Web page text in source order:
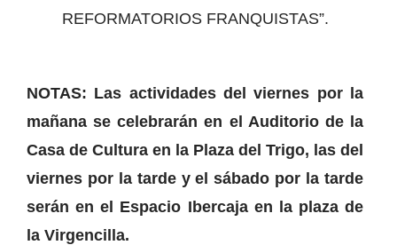
REFORMATORIOS FRANQUISTAS”.
NOTAS: Las actividades del viernes por la
mañana se celebrarán en el Auditorio de la
Casa de Cultura en la Plaza del Trigo, las del
viernes por la tarde y el sábado por la tarde
serán en el Espacio Ibercaja en la plaza de
la Virgencilla.